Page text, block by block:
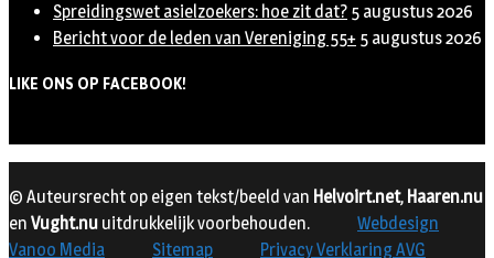
Spreidingswet asielzoekers: hoe zit dat? 5 augustus 2026
Bericht voor de leden van Vereniging 55+ 5 augustus 2026
LIKE ONS OP FACEBOOK!
© Auteursrecht op eigen tekst/beeld van Helvoirt.net, Haaren.nu
en Vught.nu uitdrukkelijk voorbehouden.
Webdesign
Vanoo Media
Sitemap Privacy Verklaring AVG